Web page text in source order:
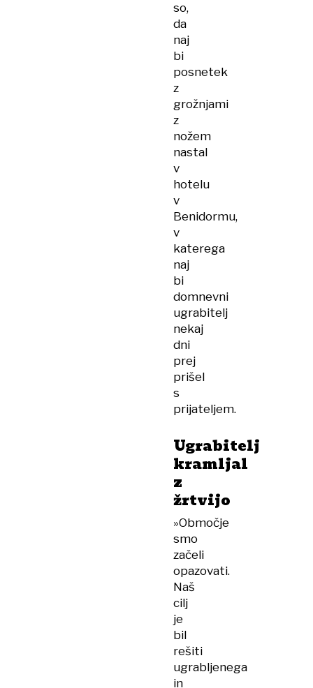
so,
da
naj
bi
posnetek
z
grožnjami
z
nožem
nastal
v
hotelu
v
Benidormu,
v
katerega
naj
bi
domnevni
ugrabitelj
nekaj
dni
prej
prišel
s
prijateljem.
Ugrabitelj
kramljal
z
žrtvijo
»Območje
smo
začeli
opazovati.
Naš
cilj
je
bil
rešiti
ugrabljenega
in